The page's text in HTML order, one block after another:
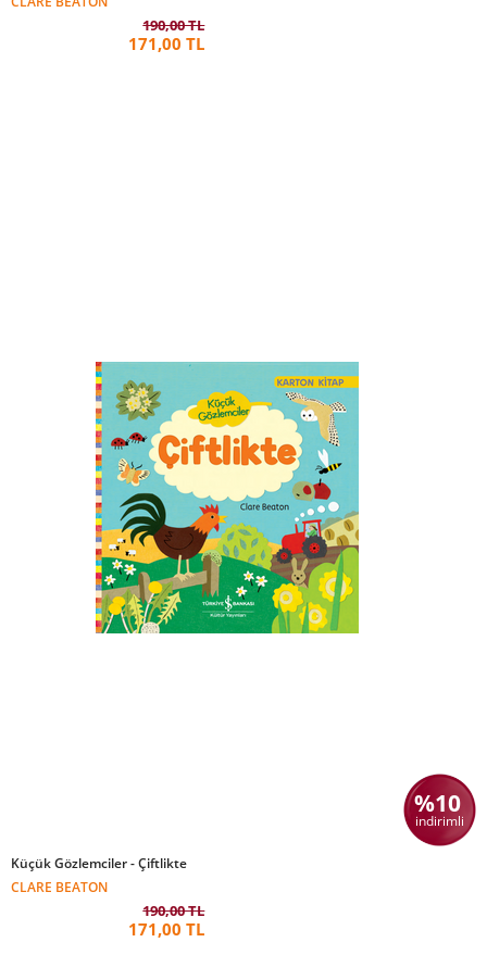
190,00 TL
171,00 TL
%10
indirimli
Küçük Gözlemciler - Çiftlikte
CLARE BEATON
190,00 TL
171,00 TL